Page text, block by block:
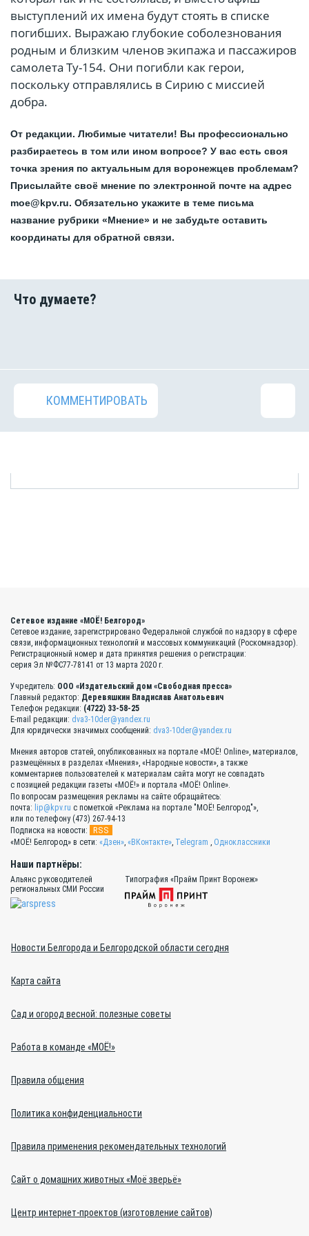
выступлений их имена будут стоять в списке
погибших. Выражаю глубокие соболезнования
родным и близким членов экипажа и пассажиров
самолета Ту-154. Они погибли как герои,
поскольку отправлялись в Сирию с миссией
добра.
От редакции. Любимые читатели! Вы профессионально
разбираетесь в том или ином вопросе? У вас есть своя
точка зрения по актуальным для воронежцев проблемам?
Присылайте своё мнение по электронной почте на адрес
moe@kpv.ru. Обязательно укажите в теме письма
название рубрики «Мнение» и не забудьте оставить
координаты для обратной связи.
КОММЕНТИРОВАТЬ
Сетевое издание «МОЁ! Белгород»
Сетевое издание, зарегистрировано Федеральной службой по надзору в сфере
связи, информационных технологий и массовых коммуникаций (Роскомнадзор).
Регистрационный номер и дата принятия решения о регистрации:
серия Эл №ФС77-78141 от 13 марта 2020 г.
Учредитель: ООО «Издательский дом «Свободная пресса»
Главный редактор: Деревяшкин Владислав Анатольевич
Телефон редакции: (4722) 33-58-25
E-mail редакции: dva3-10der@yandex.ru
Для юридически значимых сообщений: dva3-10der@yandex.ru
Мнения авторов статей, опубликованных на портале «МОЁ! Online», материалов,
размещённых в разделах «Мнения», «Народные новости», а также
комментариев пользователей к материалам сайта могут не совпадать
с позицией редакции газеты «МОЁ!» и портала «МОЁ! Online».
По вопросам размещения рекламы на сайте обращайтесь:
почта: lip@kpv.ru с пометкой «Реклама на портале "МОЁ! Белгород"»,
или по телефону (473) 267-94-13
Подписка на новости:
RSS
«МОЁ! Белгород» в сети: «Дзен», «ВКонтакте», Telegram , Одноклассники
Наши партнёры:
Альянс руководителей
региональных СМИ России
Типография «Прайм Принт Воронеж»
Новости Белгорода и Белгородской области сегодня
Карта сайта
Сад и огород весной: полезные советы
Работа в команде «МОЁ!»
Правила общения
Политика конфиденциальности
Правила применения рекомендательных технологий
Сайт о домашних животных «Моё зверьё»
Центр интернет-проектов (изготовление сайтов)